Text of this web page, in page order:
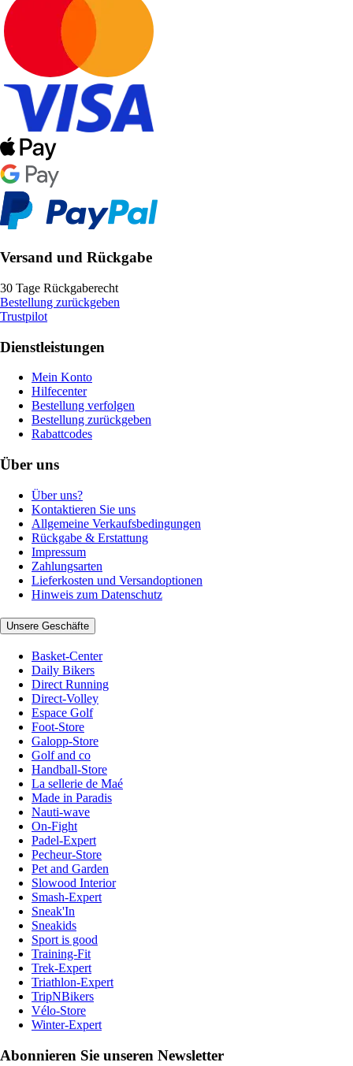
Versand und Rückgabe
30 Tage Rückgaberecht
Bestellung zurückgeben
Trustpilot
Dienstleistungen
Mein Konto
Hilfecenter
Bestellung verfolgen
Bestellung zurückgeben
Rabattcodes
Über uns
Über uns?
Kontaktieren Sie uns
Allgemeine Verkaufsbedingungen
Rückgabe & Erstattung
Impressum
Zahlungsarten
Lieferkosten und Versandoptionen
Hinweis zum Datenschutz
Unsere Geschäfte
Basket-Center
Daily Bikers
Direct Running
Direct-Volley
Espace Golf
Foot-Store
Galopp-Store
Golf and co
Handball-Store
La sellerie de Maé
Made in Paradis
Nauti-wave
On-Fight
Padel-Expert
Pecheur-Store
Pet and Garden
Slowood Interior
Smash-Expert
Sneak'In
Sneakids
Sport is good
Training-Fit
Trek-Expert
Triathlon-Expert
TripNBikers
Vélo-Store
Winter-Expert
Abonnieren Sie unseren Newsletter